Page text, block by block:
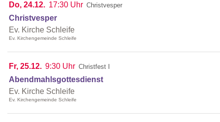
Do, 24.12. 17:30 Uhr Christvesper
Christvesper
Ev. Kirche Schleife
Ev. Kirchengemeinde Schleife
Fr, 25.12. 9:30 Uhr Christfest I
Abendmahlsgottesdienst
Ev. Kirche Schleife
Ev. Kirchengemeinde Schleife